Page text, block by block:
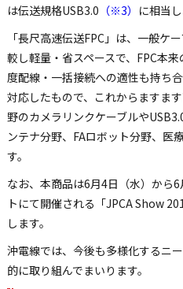
は伝送規格USB3.0 （※3） に相当し
「長尺高速伝送FPC」は、一般ケ
較し軽量・省スペースで、FPC本
度配線・一括接続への適性も持ち
対応したもので、これからますま
野のカメラリンクケーブルや
ンテナ分野、FAロボット分野、医
す。
なお、本商品は6月4日（水）から
トにて開催される「JPCA Show
します。
沖電線では、今後も多様化するニ
的に取り組んでまいります。